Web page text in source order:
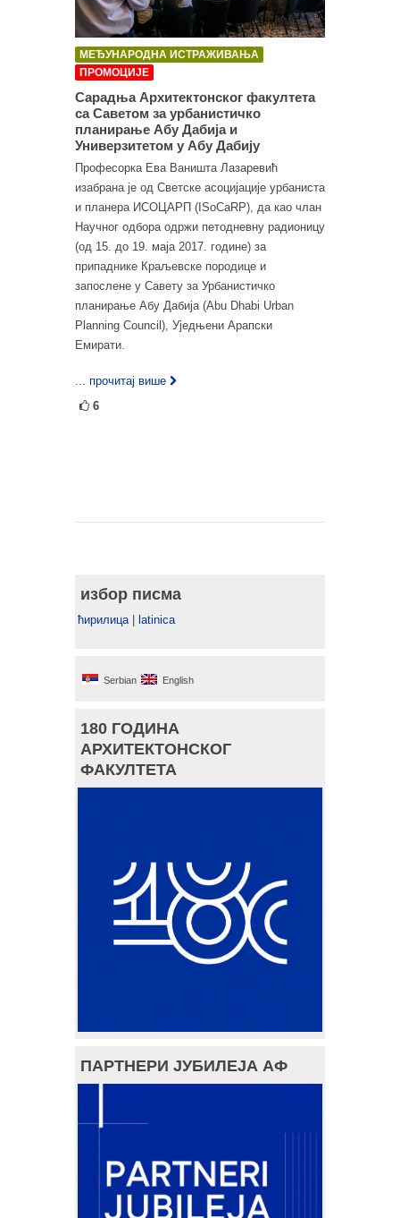
МЕЂУНАРОДНА ИСТРАЖИВАЊА
ПРОМОЦИЈЕ
Сарадња Архитектонског факултета
са Саветом за урбанистичко
планирање Абу Дабија и
Универзитетом у Абу Дабију
Професорка Ева Ваништа Лазаревић
изабрана је од Светске асоцијације урбаниста
и планера ИСОЦАРП (ISoCaRP), да као члан
Научног одбора одржи петодневну радионицу
(од 15. до 19. маја 2017. године) за
припаднике Краљевске породице и
запослене у Савету за Урбанистичко
планирање Абу Дабија (Abu Dhabi Urban
Planning Council), Уједњени Арапски
Емирати.
... прочитај више
6
избор писма
ћирилица| latinica
Serbian English
180 ГОДИНА
АРХИТЕКТОНСКОГ
ФАКУЛТЕТА
ПАРТНЕРИ ЈУБИЛЕЈА АФ